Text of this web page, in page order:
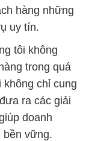
hàng những
uy tín.
tôi không
trong quá
chỉ cung
ra các giải
doanh
bền vững.